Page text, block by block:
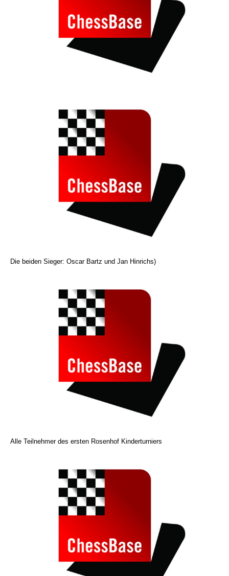
Die beiden Sieger: Oscar Bartz und Jan Hinrichs)
Alle Teilnehmer des ersten Rosenhof Kinderturniers